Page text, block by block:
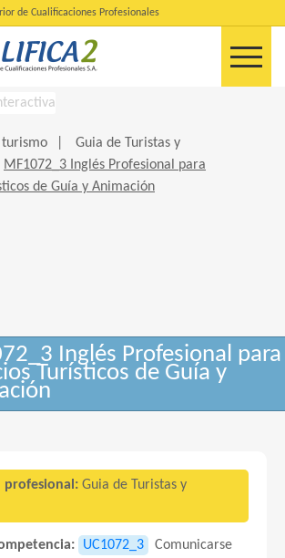
de Cualificaciones Profesionales
turismo
Guia de Turistas y
MF1072_3 Inglés Profesional para
de Guía y Animación
Inglés Profesional para
Turísticos de Guía y
profesional: Guia de Turistas y
UC1072_3
Comunicarse